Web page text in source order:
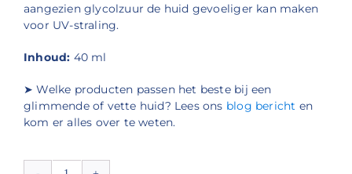
aangezien glycolzuur de huid gevoeliger kan maken
voor UV-straling.
Inhoud: 40 ml
➤ Welke producten passen het beste bij een
glimmende of vette huid? Lees ons blog bericht en
kom er alles over te weten.